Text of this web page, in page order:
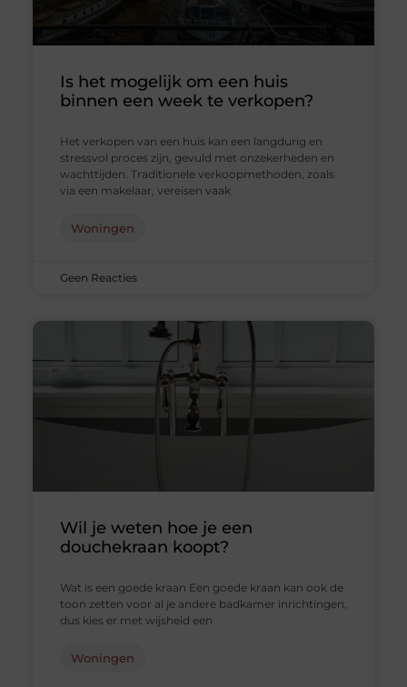
Is het mogelijk om een huis
binnen een week te verkopen?
Het verkopen van een huis kan een langdurig en
stressvol proces zijn, gevuld met onzekerheden en
wachttijden. Traditionele verkoopmethoden, zoals
via een makelaar, vereisen vaak
Woningen
Geen Reacties
Wil je weten hoe je een
douchekraan koopt?
Wat is een goede kraan Een goede kraan kan ook de
toon zetten voor al je andere badkamer inrichtingen,
dus kies er met wijsheid een
Woningen